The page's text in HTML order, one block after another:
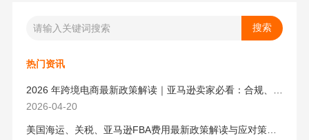
热门资讯
2026-04-20
美国海运、关税、亚马逊FBA费用最新政策解读与应对策略（2026版）